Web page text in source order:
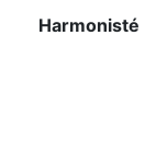
Harmonisté